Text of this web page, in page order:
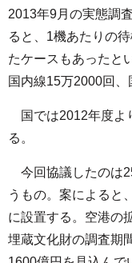
2013年9月の実態調
ると、1機あたりの
たケースもあったと
国内線15万2000回、
国では2012年度よ
る。
今回協議したのは
うもの。案によると
に設置する。空港の
埋蔵文化財の調査期